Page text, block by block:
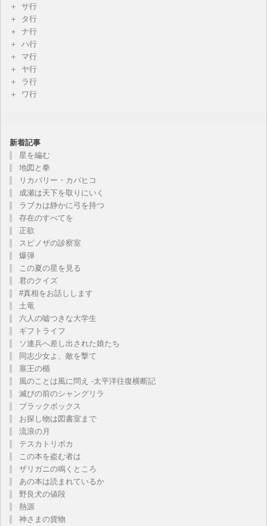
サ行
タ行
ナ行
ハ行
マ行
ヤ行
ラ行
ワ行
新着記事
星を編む
地図と拳
リカバリー・カバヒコ
成瀬は天下を取りにいく
ラブカは静かに弓を持つ
存在のすべてを
正欲
スピノザの診察室
爆弾
この夏の星を見る
君のクイズ
#真相をお話しします
土竜
六人の嘘つきな大学生
ギフトライフ
ソ連兵へ差し出された娘たち
同志少女よ、敵を撃て
塞王の楯
風のことは風に問え -太平洋往復横断記
滅びの前のシャングリラ
ブラックボックス
お探し物は図書室まで
流浪の月
テスカトリポカ
この本を盗む者は
ザリガニの鳴くところ
あの本は読まれているか
野良犬の値段
熱源
神さまの貨物